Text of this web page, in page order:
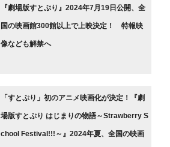
『劇場版すとぷり』2024年7月19日公開、全
国の映画館300館以上で上映決定！ 特報映
像なども解禁へ
「すとぷり」初のアニメ映画化が決定！『劇
場版すとぷり はじまりの物語～Strawberry S
chool Festival!!!～』2024年夏、全国の映画